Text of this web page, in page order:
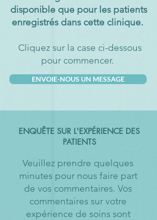
disponible que pour les patients
enregistrés dans cette clinique.
​ Cliquez sur la case ci-dessous
pour commencer.
ENVOIE-NOUS UN MESSAGE
ENQUÊTE SUR L'EXPÉRIENCE DES
PATIENTS
Veuillez prendre quelques
minutes pour nous faire part
de vos commentaires. Vos
commentaires sur votre
expérience de soins sont